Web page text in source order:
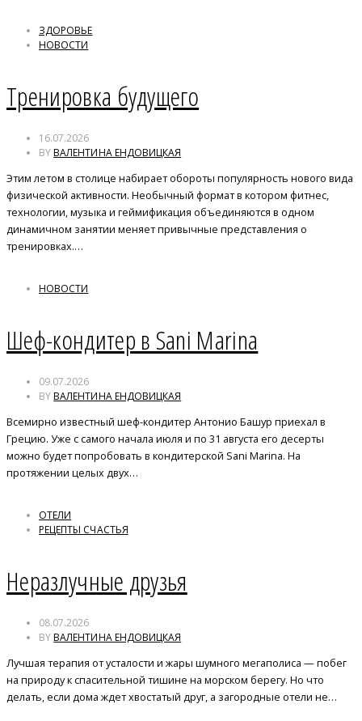
ЗДОРОВЬЕ
НОВОСТИ
Тренировка будущего
16.07.2026
BYВАЛЕНТИНА ЕНДОВИЦКАЯ
Этим летом в столице набирает обороты популярность нового вида
физической активности. Необычный формат в котором фитнес,
технологии, музыка и геймификация объединяются в одном
динамичном занятии меняет привычные представления о
тренировках.…
НОВОСТИ
Шеф-кондитер в Sani Marina
09.07.2026
BYВАЛЕНТИНА ЕНДОВИЦКАЯ
Всемирно известный шеф-кондитер Антонио Башур приехал в
Грецию. Уже с самого начала июля и по 31 августа его десерты
можно будет попробовать в кондитерской Sani Marina. На
протяжении целых двух…
ОТЕЛИ
РЕЦЕПТЫ СЧАСТЬЯ
Неразлучные друзья
08.07.2026
BYВАЛЕНТИНА ЕНДОВИЦКАЯ
Лучшая терапия от усталости и жары шумного мегаполиса — побег
на природу к спасительной тишине на морском берегу. Но что
делать, если дома ждет хвостатый друг, а загородные отели не…